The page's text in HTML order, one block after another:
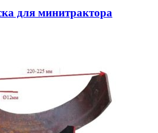
для минитрактора